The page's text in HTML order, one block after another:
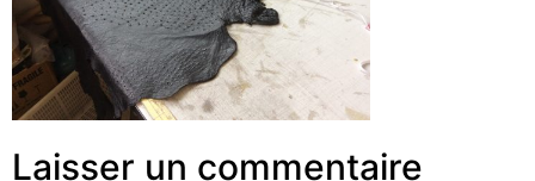
Laisser un commentaire